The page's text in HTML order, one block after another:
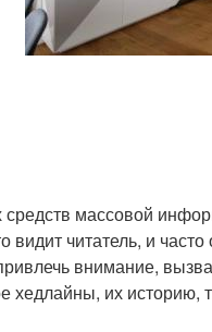
массовой
читатель, и
внимание,
хедлайны, их